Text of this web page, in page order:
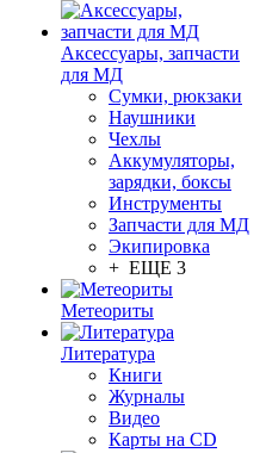
Аксессуары, запчасти
для МД
Сумки, рюкзаки
Наушники
Чехлы
Аккумуляторы,
зарядки, боксы
Инструменты
Запчасти для МД
Экипировка
+ ЕЩЕ 3
Метеориты
Литература
Книги
Журналы
Видео
Карты на CD